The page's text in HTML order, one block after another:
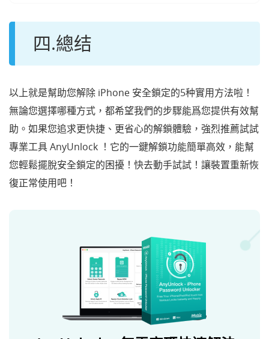
四.總结
以上就是幫助您解除 iPhone 安全鎖定的5种實用方法啦！
無論您選擇哪種方式，都希望我們的步驟能爲您提供有效幫
助。如果您追求更快捷、更省心的解鎖體驗，強烈推薦試試
專業工具 AnyUnlock ！它的一鍵解鎖功能簡單高效，能幫
您輕鬆擺脫安全鎖定的困擾！快去動手試試！讓裝置重新恢
復正常使用吧！